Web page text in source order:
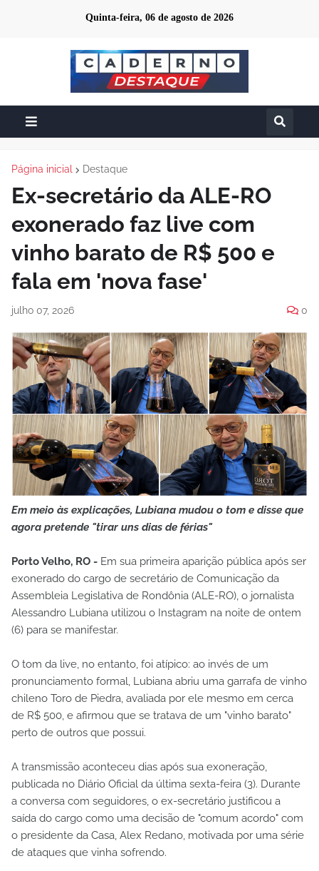
Quinta-feira, 06 de agosto de 2026
Página inicial Destaque
Ex-secretário da ALE-RO
exonerado faz live com
vinho barato de R$ 500 e
fala em 'nova fase'
julho 07, 2026 0
Em meio às explicações, Lubiana mudou o tom e disse que
agora pretende "tirar uns dias de férias"
Porto Velho, RO - Em sua primeira aparição pública após ser
exonerado do cargo de secretário de Comunicação da
Assembleia Legislativa de Rondônia (ALE-RO), o jornalista
Alessandro Lubiana utilizou o Instagram na noite de ontem
(6) para se manifestar.
O tom da live, no entanto, foi atípico: ao invés de um
pronunciamento formal, Lubiana abriu uma garrafa de vinho
chileno Toro de Piedra, avaliada por ele mesmo em cerca
de R$ 500, e afirmou que se tratava de um "vinho barato"
perto de outros que possui.
A transmissão aconteceu dias após sua exoneração,
publicada no Diário Oficial da última sexta-feira (3). Durante
a conversa com seguidores, o ex-secretário justificou a
saída do cargo como uma decisão de "comum acordo" com
o presidente da Casa, Alex Redano, motivada por uma série
de ataques que vinha sofrendo.